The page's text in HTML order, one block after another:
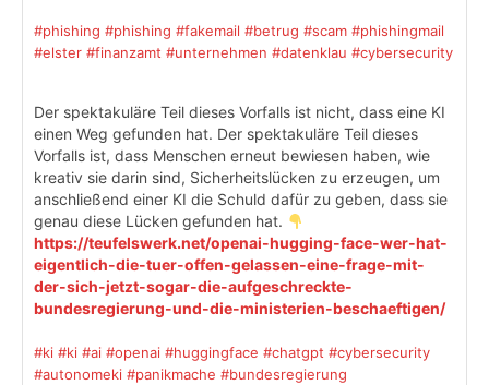
#phishing #phishing #fakemail #betrug #scam #phishingmail
#elster #finanzamt #unternehmen #datenklau #cybersecurity
Der spektakuläre Teil dieses Vorfalls ist nicht, dass eine KI
einen Weg gefunden hat. Der spektakuläre Teil dieses
Vorfalls ist, dass Menschen erneut bewiesen haben, wie
kreativ sie darin sind, Sicherheitslücken zu erzeugen, um
anschließend einer KI die Schuld dafür zu geben, dass sie
genau diese Lücken gefunden hat.
https://teufelswerk.net/openai-hugging-face-wer-hat-
eigentlich-die-tuer-offen-gelassen-eine-frage-mit-
der-sich-jetzt-sogar-die-aufgeschreckte-
bundesregierung-und-die-ministerien-beschaeftigen/
#ki #ki #ai #openai #huggingface #chatgpt #cybersecurity
#autonomeki #panikmache #bundesregierung